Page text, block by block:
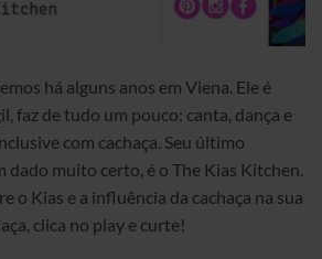
há alguns anos em Viena. Ele é
faz de tudo um pouco: canta, dança e
com cachaça. Seu último
dado muito certo, é o The Kias Kitchen.
o Kias e a influência da cachaça na sua
clica no play e curte!